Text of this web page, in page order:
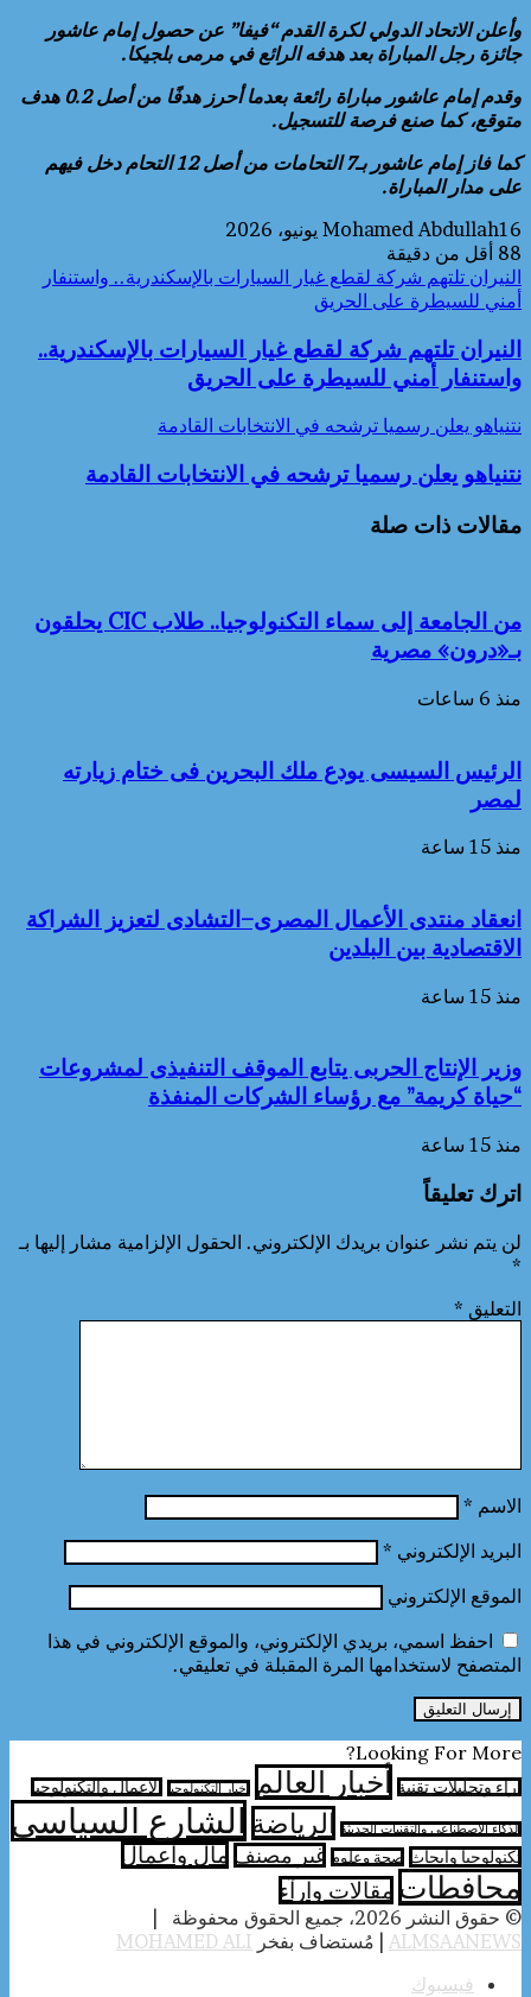
وأعلن الاتحاد الدولي لكرة القدم “فيفا” عن حصول إمام عاشور
جائزة رجل المباراة بعد هدفه الرائع في مرمى بلجيكا.
وقدم إمام عاشور مباراة رائعة بعدما أحرز هدفًا من أصل 0.2 هدف
متوقع، كما صنع فرصة للتسجيل.
كما فاز إمام عاشور بـ7 التحامات من أصل 12 التحام دخل فيهم
على مدار المباراة.
Mohamed Abdullah16 يونيو، 2026
88 أقل من دقيقة
النيران تلتهم شركة لقطع غيار السيارات بالإسكندرية.. واستنفار
أمني للسيطرة على الحريق
النيران تلتهم شركة لقطع غيار السيارات بالإسكندرية..
واستنفار أمني للسيطرة على الحريق
نتنياهو يعلن رسميا ترشحه في الانتخابات القادمة
نتنياهو يعلن رسميا ترشحه في الانتخابات القادمة
مقالات ذات صلة
من الجامعة إلى سماء التكنولوجيا.. طلاب CIC يحلقون
بـ«درون» مصرية
منذ 6 ساعات
الرئيس السيسى يودع ملك البحرين فى ختام زيارته
لمصر
منذ 15 ساعة
انعقاد منتدى الأعمال المصرى–التشادى لتعزيز الشراكة
الاقتصادية بين البلدين
منذ 15 ساعة
وزير الإنتاج الحربى يتابع الموقف التنفيذى لمشروعات
“حياة كريمة” مع رؤساء الشركات المنفذة
منذ 15 ساعة
اترك تعليقاً
لن يتم نشر عنوان بريدك الإلكتروني. الحقول الإلزامية مشار إليها بـ
*
التعليق *
الاسم *
البريد الإلكتروني *
الموقع الإلكتروني
احفظ اسمي، بريدي الإلكتروني، والموقع الإلكتروني في هذا
المتصفح لاستخدامها المرة المقبلة في تعليقي.
Looking For More?
آراء وتحليلات تقنية أخبار العالم اخبار التكنولوجيا الأعمال والتكنولوجيا
الذكاء الاصطناعي والتقنيات الحديثة الرياضة الشارع السياسي
تكنولوجيا وابحاث صحة وعلوم غير مصنف مال واعمال
محافطات مقالات وارآء
© حقوق النشر 2026، جميع الحقوق محفوظة |
ALMSAANEWS | مُستضاف بفخر MOHAMED ALI
فيسبوك